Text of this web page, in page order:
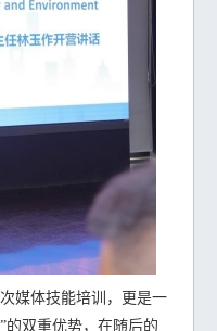
媒体技能培训，更是一
的双重优势，在随后的